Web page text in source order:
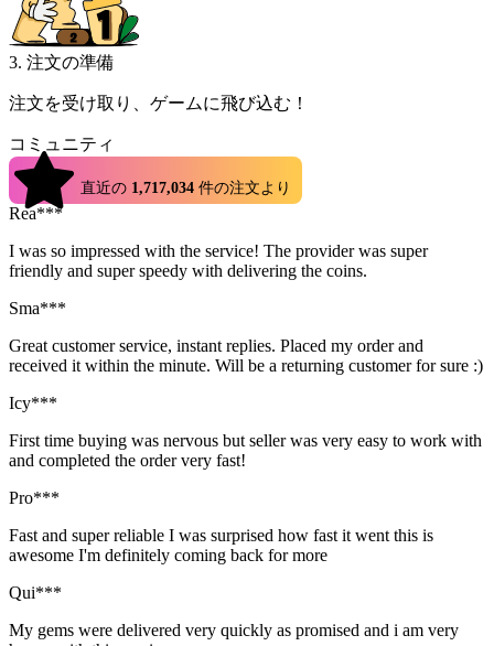
3. 注文の準備
注文を受け取り、ゲームに飛び込む！
コミュニティ
直近の 1,717,034 件の注文より
Rea***
I was so impressed with the service! The provider was super
friendly and super speedy with delivering the coins.
Sma***
Great customer service, instant replies. Placed my order and
received it within the minute. Will be a returning customer for sure :)
Icy***
First time buying was nervous but seller was very easy to work with
and completed the order very fast!
Pro***
Fast and super reliable I was surprised how fast it went this is
awesome I'm definitely coming back for more
Qui***
My gems were delivered very quickly as promised and i am very